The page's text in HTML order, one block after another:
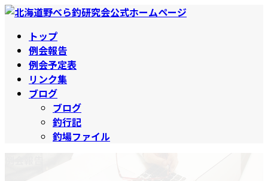
コ
ナ
トップ
例会報告
例会予定表
リンク集
ブログ
ブログ
釣行記
釣場ファイル